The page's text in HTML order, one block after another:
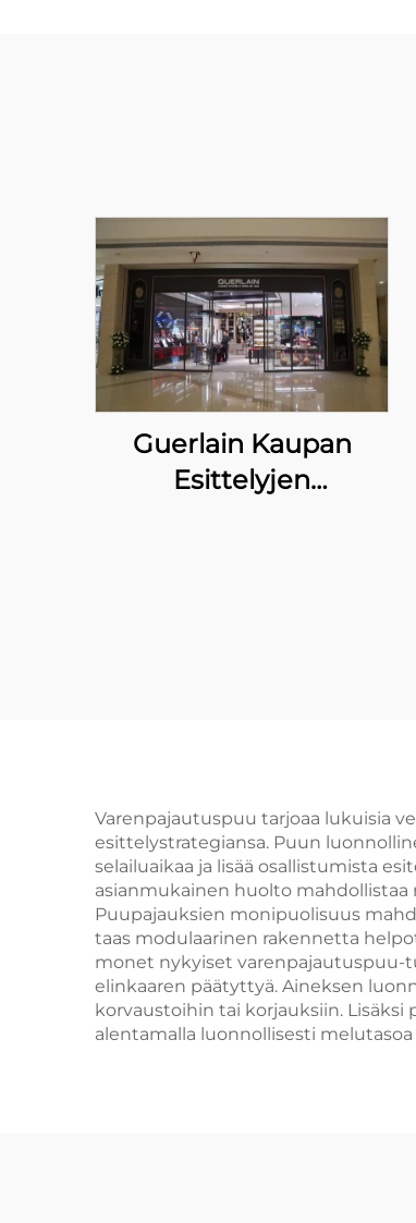
Guerlain Kaupan
Esittelyjen
Varenpajautuspuu tarjoaa lukuisia
esittelystrategiansa. Puun
selailuaikaa ja lisää osallistumista
asianmukainen huolto
Puupajauksien monipuolisuus
taas modulaarinen rakennetta
monet nykyiset varenpajautuspuu-
elinkaaren päätyttyä. Aineksen
korvaustoihin tai korjauksiin.
alentamalla luonnollisesti melutasoa